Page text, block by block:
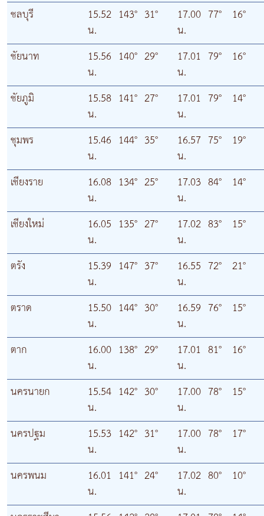
ชลบุรี 15.52
น.
143° 31° 17.00
น.
77° 16°
ชัยนาท 15.56
น.
140° 29° 17.01
น.
79° 16°
ชัยภูมิ 15.58
น.
141° 27° 17.01
น.
79° 14°
ชุมพร 15.46
น.
144° 35° 16.57
น.
75° 19°
เชียงราย 16.08
น.
134° 25° 17.03
น.
84° 14°
เชียงใหม่ 16.05
น.
135° 27° 17.02
น.
83° 15°
ตรัง 15.39
น.
147° 37° 16.55
น.
72° 21°
ตราด 15.50
น.
144° 30° 16.59
น.
76° 15°
ตาก 16.00
น.
138° 29° 17.01
น.
81° 16°
นครนายก 15.54
น.
142° 30° 17.00
น.
78° 15°
นครปฐม 15.53
น.
142° 31° 17.00
น.
78° 17°
นครพนม 16.01
น.
141° 24° 17.02
น.
80° 10°